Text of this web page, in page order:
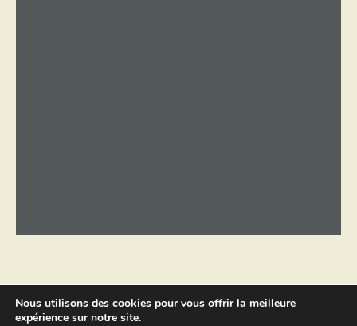
Nous utilisons des cookies pour vous offrir la meilleure
expérience sur notre site.